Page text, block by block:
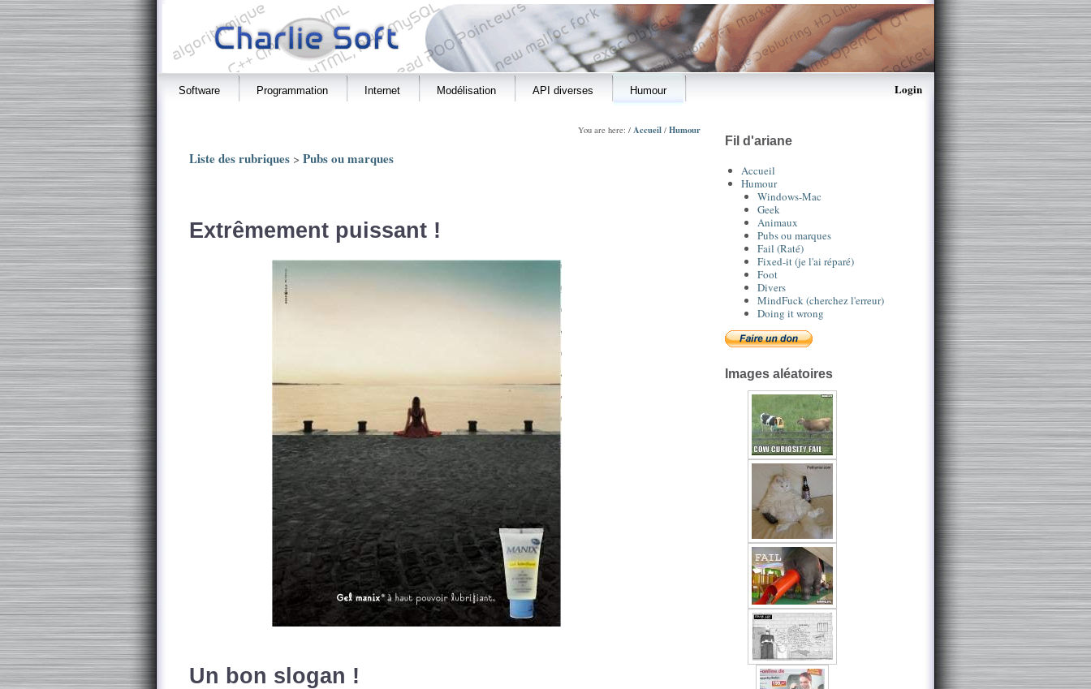
Software Programmation Internet Modélisation API diverses Humour Login
You are here: / Accueil / Humour
Liste des rubriques > Pubs ou marques
Extrêmement puissant !
Un bon slogan !
Fil d'ariane
Accueil
Humour
Windows-Mac
Geek
Animaux
Pubs ou marques
Fail (Raté)
Fixed-it (je l'ai réparé)
Foot
Divers
MindFuck (cherchez l'erreur)
Doing it wrong
Images aléatoires